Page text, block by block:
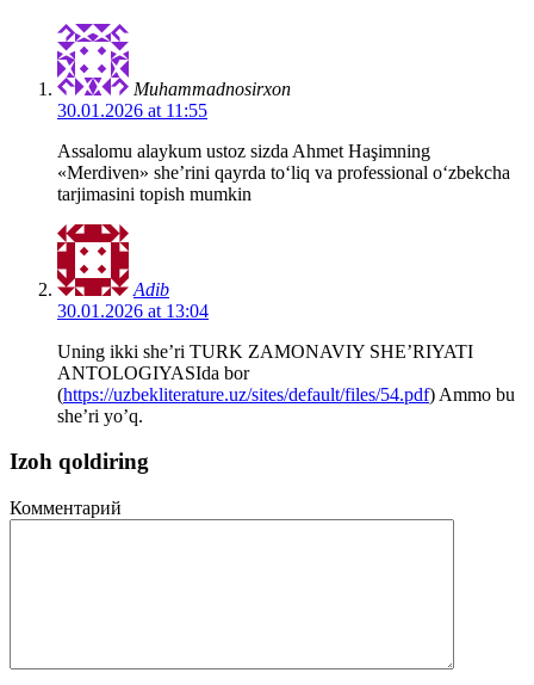
Muhammadnosirxon
30.01.2026 at 11:55
Assalomu alaykum ustoz sizda Ahmet Haşimning
«Merdiven» she’rini qayrda to‘liq va professional o‘zbekcha
tarjimasini topish mumkin
Adib
30.01.2026 at 13:04
Uning ikki she’ri TURK ZAMONAVIY SHE’RIYATI
ANTOLOGIYASIda bor
(https://uzbekliterature.uz/sites/default/files/54.pdf) Ammo bu
she’ri yo’q.
Izoh qoldiring
Комментарий